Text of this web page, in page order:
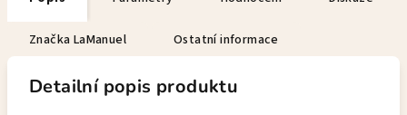
Značka LaManuel Ostatní informace
Detailní popis produktu